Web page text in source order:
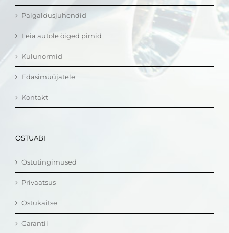
Paigaldusjuhendid
Leia autole õiged pirnid
Kulunormid
Edasimüüjatele
Kontakt
OSTUABI
Ostutingimused
Privaatsus
Ostukaitse
Garantii